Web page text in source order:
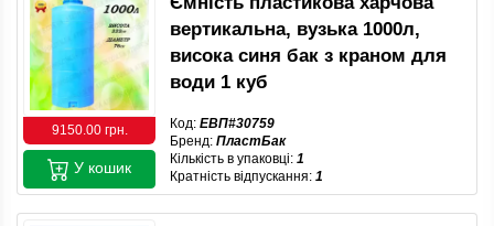
9150.00 грн.
вертикальна, вузька 1000л,
висока синя бак з краном для
води 1 куб
Код: ЕВП#30759
Бренд: ПластБак
Кількість в упаковці: 1
Кратність відпускання: 1
У кошик